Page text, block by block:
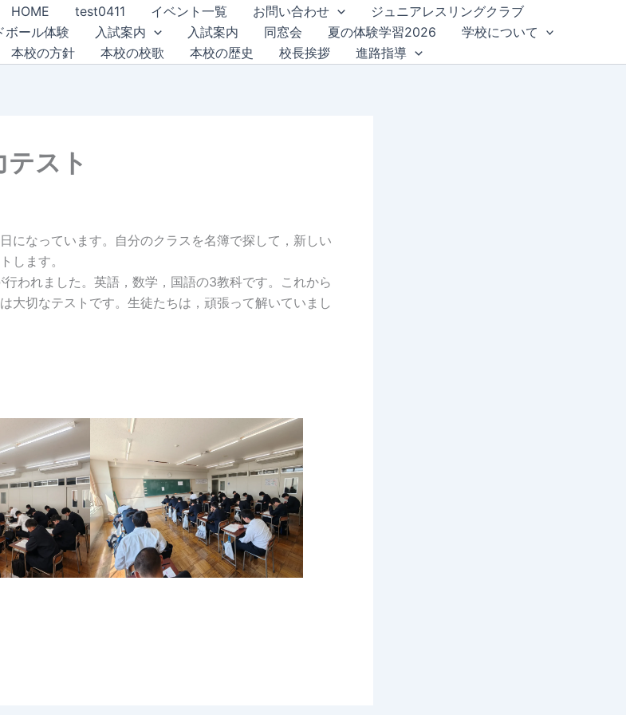
HOME test0411 イベント一覧 お問い合わせ
ジュニアレスリングクラブ
ボール体験 入試案内 入試案内 同窓会 夏の体験学習2026
学校について
本校の方針 本校の校歌 本校の歴史 校長挨拶 進路指導
スト
になっています。自分のクラスを名簿で探して，新しい
します。
われました。英語，数学，国語の3教科です。これから
大切なテストです。生徒たちは，頑張って解いていまし